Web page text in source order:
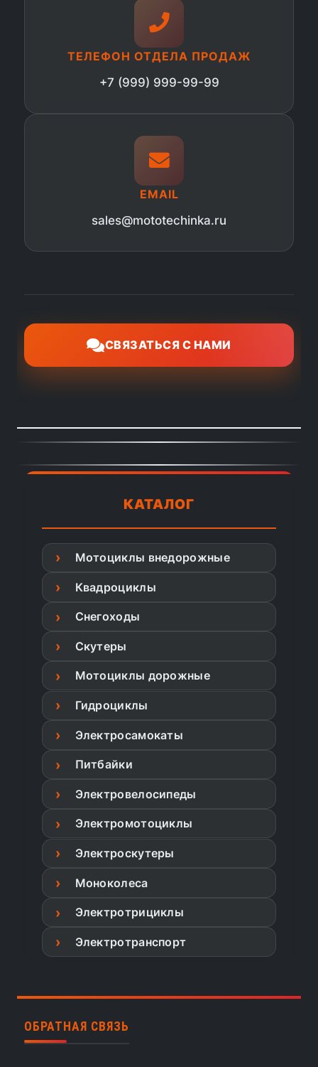
ТЕЛЕФОН ОТДЕЛА ПРОДАЖ
+7 (999) 999-99-99
EMAIL
sales@mototechinka.ru
СВЯЗАТЬСЯ С НАМИ
КАТАЛОГ
Мотоциклы внедорожные
Квадроциклы
Снегоходы
Скутеры
Мотоциклы дорожные
Гидроциклы
Электросамокаты
Питбайки
Электровелосипеды
Электромотоциклы
Электроскутеры
Моноколеса
Электротрициклы
Электротранспорт
ОБРАТНАЯ СВЯЗЬ